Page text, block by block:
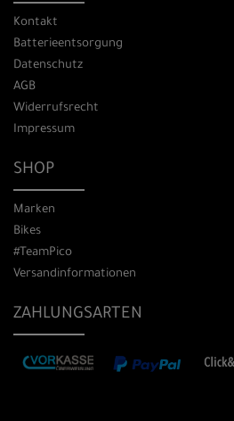
Kontakt
Batterieentsorgung
Datenschutz
AGB
Widerrufsrecht
Impressum
SHOP
Marken
Bikes
#TeamPico
Versandinformationen
ZAHLUNGSARTEN